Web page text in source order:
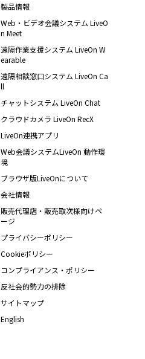
製品情報
Web・ビデオ会議システム LiveO
n Meet
遠隔作業支援システム LiveOn W
earable
遠隔相談窓口システム LiveOn Ca
ll
チャットシステム LiveOn Chat
クラウドカメラ LiveOn RecX
LiveOn連携アプリ
Web会議システムLiveOn 動作環
境
ブラウザ版LiveOnについて
会社情報
販売代理店・販売取次様向けペ
ージ
プライバシーポリシー
Cookieポリシー
コンプライアンス・ポリシー
反社会的勢力の排除
サイトマップ
English